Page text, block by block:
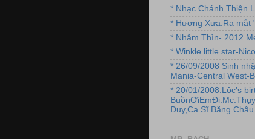
* Nhạc Chánh Thiện
* Hương Xưa:Ra mắt
* Nhâm Thìn- 2012
* Winkle little star-
* 26/09/2008 Sinh
Mania-Central West-
* 20/01/2008:Lộc's
Duy,Ca Sĩ Băng Châu